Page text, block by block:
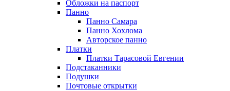
Обложки на паспорт
Панно
Панно Самара
Панно Хохлома
Авторское панно
Платки
Платки Тарасовой Евгении
Подстаканники
Подушки
Почтовые открытки